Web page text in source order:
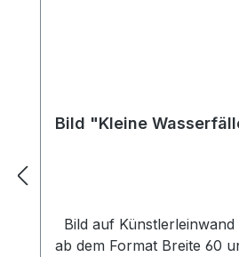
Bild "Kleine
Bild auf Künstlerleinwand Mit dem Bibelvers: Groß sind die Werke des HERRN; wer sie erforscht, der hat Freude daran. Ps. 111,2 Beim Versand von Bildern
ab dem Format Breite 60